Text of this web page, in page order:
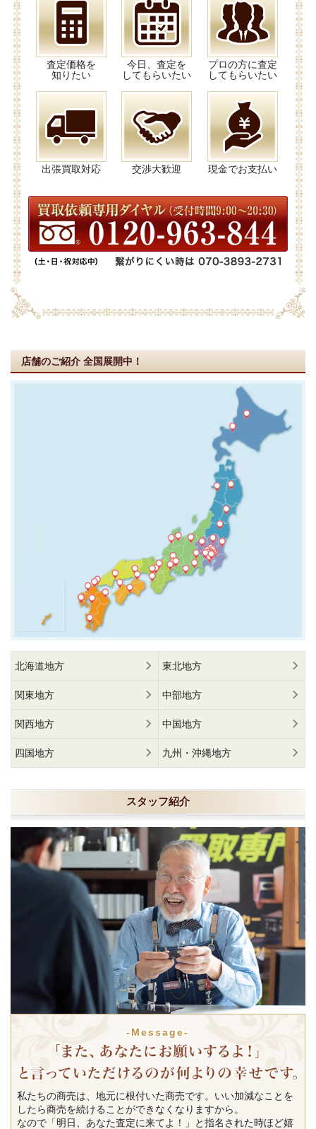
査定価格を
知りたい
今日、査定を
してもらいたい
プロの方に査定
してもらいたい
出張買取対応 交渉大歓迎 現金でお支払い
店舗のご紹介 全国展開中！
北海道地方 東北地方
関東地方 中部地方
関西地方 中国地方
四国地方 九州・沖縄地方
スタッフ紹介
-Message-
私たちの商売は、地元に根付いた商売です。いい加減なことを
したら商売を続けることができなくなりますから。
なので「明日、あなた査定に来てよ！」と指名された時ほど嬉